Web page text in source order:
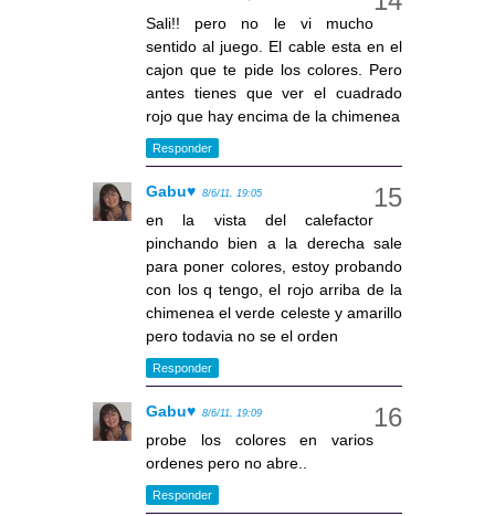
Sali!! pero no le vi mucho
sentido al juego. El cable esta en el
cajon que te pide los colores. Pero
antes tienes que ver el cuadrado
rojo que hay encima de la chimenea
Responder
Gabu♥ 8/6/11, 19:05
en la vista del calefactor
pinchando bien a la derecha sale
para poner colores, estoy probando
con los q tengo, el rojo arriba de la
chimenea el verde celeste y amarillo
pero todavia no se el orden
Responder
Gabu♥ 8/6/11, 19:09
probe los colores en varios
ordenes pero no abre..
Responder